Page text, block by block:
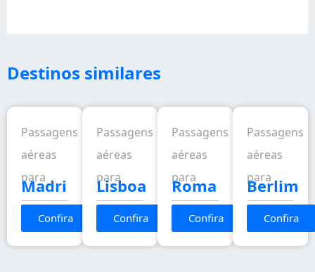
Destinos similares
Passagens
aéreas
para
Madri
Confira
Passagens
aéreas
para
Lisboa
Confira
Passagens
aéreas
para
Roma
Confira
Passagens
aéreas
para
Berlim
Confira